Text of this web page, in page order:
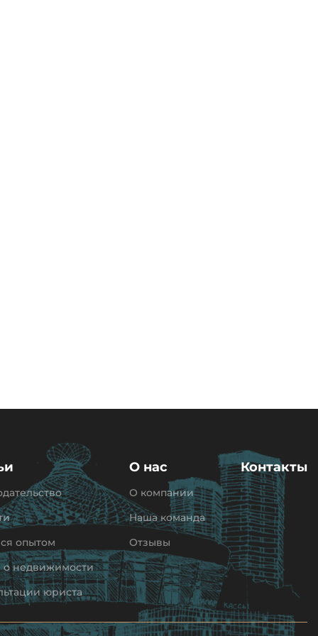
опытом
о недвижимости
юриста
О нас
О компании
Наша команда
Отзывы
Контакты